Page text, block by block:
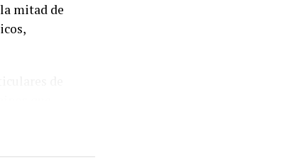
mitad de
que